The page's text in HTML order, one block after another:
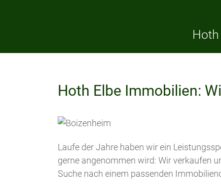
Hoth Elbe Immobilien:
Laufe der Jahre haben wir ein
gerne angenommen wird: Wir verkaufen
Suche nach einem passenden